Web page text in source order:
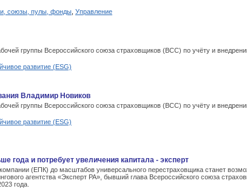
союзы, пулы, фонды Управление
группы Всероссийского союза страховщиков (ВСС) по учёту и
развитие (ESG)
Владимир Новиков
группы Всероссийского союза страховщиков (ВСС) по учёту и
развитие (ESG)
года и потребует увеличения капитала - эксперт
(ЕПК) до масштабов универсального перестраховщика станет
агентства «Эксперт РА», бывший глава Всероссийского союза
года.